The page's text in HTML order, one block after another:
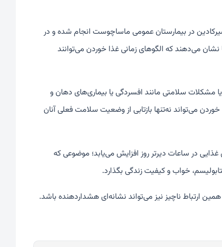
در بیمارستان عمومی ماساچوست انجام شده و در
می‌دهند که الگوهای زمانی غذا خوردن می‌توانند
مشکلات سلامتی مانند افسردگی یا بیماری‌های دهان و
می‌تواند نه‌تنها بازتابی از وضعیت سلامت فعلی آنان
در ساعات دیرتر روز افزایش می‌یابد؛ موضوعی که
خواب و کیفیت زندگی بگذارد.
ارتباط ناچیز نیز می‌تواند نشانه‌ای هشداردهنده باشد.